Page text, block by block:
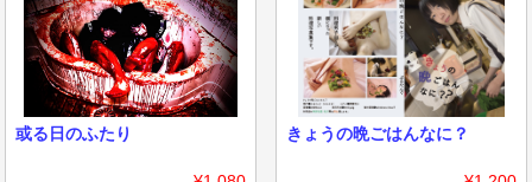
或る日のふたり きょうの晩ごはんなに？